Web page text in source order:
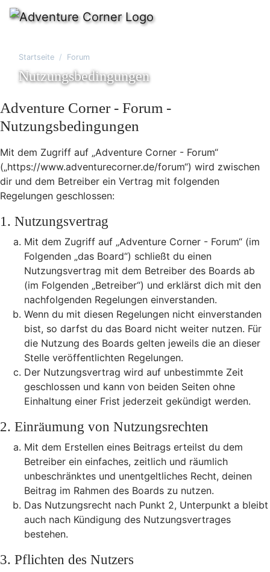
Startseite Forum
Nutzungsbedingungen
Adventure Corner - Forum -
Nutzungsbedingungen
Mit dem Zugriff auf „Adventure Corner - Forum“
(„https://www.adventurecorner.de/forum“) wird zwischen
dir und dem Betreiber ein Vertrag mit folgenden
Regelungen geschlossen:
1. Nutzungsvertrag
Mit dem Zugriff auf „Adventure Corner - Forum“ (im
Folgenden „das Board“) schließt du einen
Nutzungsvertrag mit dem Betreiber des Boards ab
(im Folgenden „Betreiber“) und erklärst dich mit den
nachfolgenden Regelungen einverstanden.
Wenn du mit diesen Regelungen nicht einverstanden
bist, so darfst du das Board nicht weiter nutzen. Für
die Nutzung des Boards gelten jeweils die an dieser
Stelle veröffentlichten Regelungen.
Der Nutzungsvertrag wird auf unbestimmte Zeit
geschlossen und kann von beiden Seiten ohne
Einhaltung einer Frist jederzeit gekündigt werden.
2. Einräumung von Nutzungsrechten
Mit dem Erstellen eines Beitrags erteilst du dem
Betreiber ein einfaches, zeitlich und räumlich
unbeschränktes und unentgeltliches Recht, deinen
Beitrag im Rahmen des Boards zu nutzen.
Das Nutzungsrecht nach Punkt 2, Unterpunkt a bleibt
auch nach Kündigung des Nutzungsvertrages
bestehen.
3. Pflichten des Nutzers